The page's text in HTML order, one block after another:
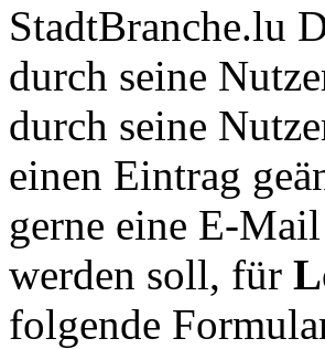
StadtBranche.lu
durch seine
durch seine
einen Eintrag
gerne eine E-
werden soll, für
folgende